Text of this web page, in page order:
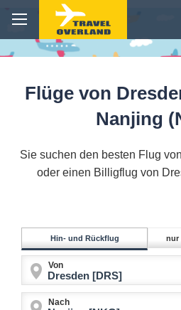
Flüge von
Nanjing
Sie suchen den besten Flug
oder einen Billigflug von
Hin- und Rückflug nur
Von
Nach